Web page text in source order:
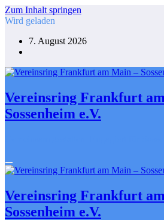
Zum Inhalt springen
Wird geladen
7. August 2026
Vereinsring Frankfurt
Sossenheim e.V.
Vereinsring Frankfurt
Sossenheim e.V.